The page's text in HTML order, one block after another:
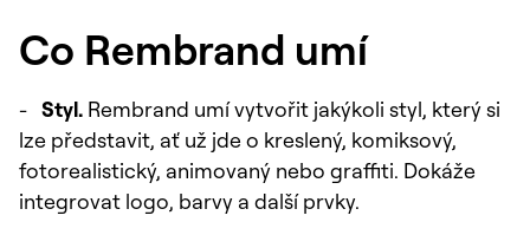
Co Rembrand umí
- Styl.Rembrand umí vytvořit jakýkoli styl, který si
lze představit, ať už jde o kreslený, komiksový,
fotorealistický, animovaný nebo graffiti. Dokáže
integrovat logo, barvy a další prvky.